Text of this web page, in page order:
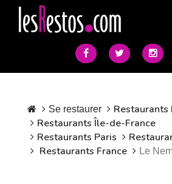
Se restaurer
Restaurants
Restaurants Île-de-France
Restaurants Paris
Restaurants France
Le